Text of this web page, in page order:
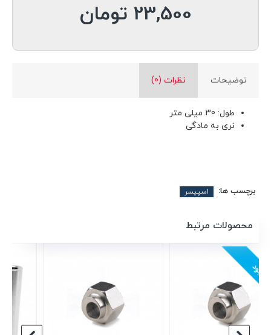
23,500 تومان
توضیحات نظرات (0)
طول: 30 میلی متر
نری به مادگی
برچسب ها: اسپیسر
محصولات مرتبط